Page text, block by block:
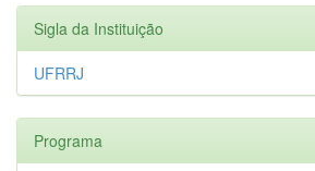
Sigla da Instituição
UFRRJ
Programa